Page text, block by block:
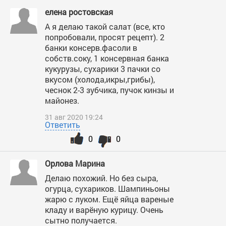
елена ростовская
А я делаю такой салат (все, кто
попробовали, просят рецепт). 2
банки консерв.фасоли в
собств.соку, 1 консервная банка
кукурузы, сухарики 3 пачки со
вкусом (холода,икры,грибы),
чеснок 2-3 зубчика, пучок кинзы и
майонез.
31 авг 2020 19:24
Ответить
0
0
Орлова Марина
Делаю похожий. Но без сыра,
огурца, сухариков. Шампиньоны
жарю с луком. Ещё яйца вареные
кладу и варёную курицу. Очень
сытно получается.